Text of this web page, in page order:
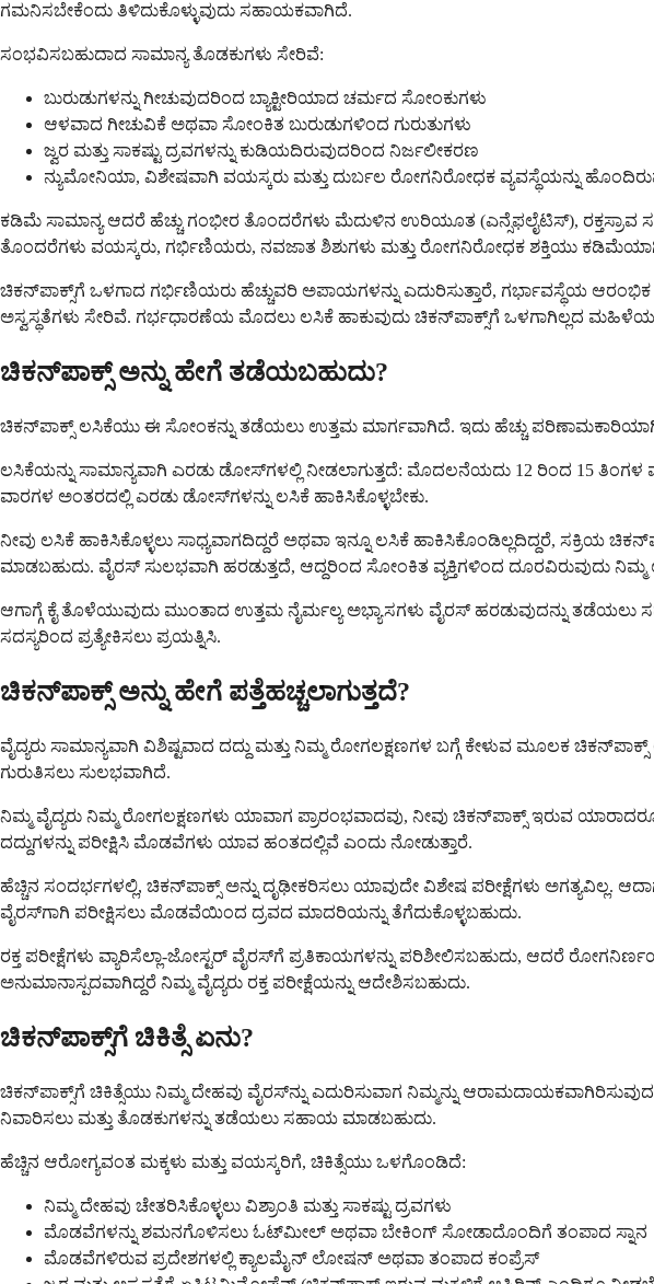
ಗಮನಿಸಬೇಕೆಂದು ತಿಳಿದುಕೊಳ್ಳುವುದು ಸಹಾಯಕವಾಗಿದೆ.
ಸಂಭವಿಸಬಹುದಾದ ಸಾಮಾನ್ಯ ತೊಡಕುಗಳು ಸೇರಿವೆ:
ಬುರುಡುಗಳನ್ನು ಗೀಚುವುದರಿಂದ ಬ್ಯಾಕ್ಟೀರಿಯಾದ ಚರ್ಮದ ಸೋಂಕುಗಳು
ಆಳವಾದ ಗೀಚುವಿಕೆ ಅಥವಾ ಸೋಂಕಿತ ಬುರುಡುಗಳಿಂದ ಗುರುತುಗಳು
ಜ್ವರ ಮತ್ತು ಸಾಕಷ್ಟು ದ್ರವಗಳನ್ನು ಕುಡಿಯದಿರುವುದರಿಂದ ನಿರ್ಜಲೀಕರಣ
ನ್ಯುಮೋನಿಯಾ, ವಿಶೇಷವಾಗಿ ವಯಸ್ಕರು ಮತ್ತು ದುರ್ಬಲ ರೋಗನಿರೋಧಕ ವ್ಯವಸ್ಥೆಯನ್ನು
ಕಡಿಮೆ ಸಾಮಾನ್ಯ ಆದರೆ ಹೆಚ್ಚು ಗಂಭೀರ ತೊಂದರೆಗಳು ಮೆದುಳಿನ ಉರಿಯೂತ (ಎನ್ಸೆಫಲೈಟಿಸ್), ರಕ್ತಸ್ರಾವ
ತೊಂದರೆಗಳು ವಯಸ್ಕರು, ಗರ್ಭಿಣಿಯರು, ನವಜಾತ ಶಿಶುಗಳು ಮತ್ತು ರೋಗನಿರೋಧಕ ಶಕ್ತಿಯು
ಚಿಕನ್‌ಪಾಕ್ಸ್‌ಗೆ ಒಳಗಾದ ಗರ್ಭಿಣಿಯರು ಹೆಚ್ಚುವರಿ ಅಪಾಯಗಳನ್ನು ಎದುರಿಸುತ್ತಾರೆ, ಗರ್ಭಾವಸ್ಥೆಯ
ಅಸ್ವಸ್ಥತೆಗಳು ಸೇರಿವೆ. ಗರ್ಭಧಾರಣೆಯ ಮೊದಲು ಲಸಿಕೆ ಹಾಕುವುದು ಚಿಕನ್‌ಪಾಕ್ಸ್‌ಗೆ ಒಳಗಾಗಿಲ್ಲದ
ಚಿಕನ್‌ಪಾಕ್ಸ್ ಅನ್ನು ಹೇಗೆ ತಡೆಯಬಹುದು?
ಚಿಕನ್‌ಪಾಕ್ಸ್ ಲಸಿಕೆಯು ಈ ಸೋಂಕನ್ನು ತಡೆಯಲು ಉತ್ತಮ ಮಾರ್ಗವಾಗಿದೆ. ಇದು ಹೆಚ್ಚು
ಲಸಿಕೆಯನ್ನು ಸಾಮಾನ್ಯವಾಗಿ ಎರಡು ಡೋಸ್‌ಗಳಲ್ಲಿ ನೀಡಲಾಗುತ್ತದೆ: ಮೊದಲನೆಯದು 12 ರಿಂದ 15
ವಾರಗಳ ಅಂತರದಲ್ಲಿ ಎರಡು ಡೋಸ್‌ಗಳನ್ನು ಲಸಿಕೆ ಹಾಕಿಸಿಕೊಳ್ಳಬೇಕು.
ನೀವು ಲಸಿಕೆ ಹಾಕಿಸಿಕೊಳ್ಳಲು ಸಾಧ್ಯವಾಗದಿದ್ದರೆ ಅಥವಾ ಇನ್ನೂ ಲಸಿಕೆ ಹಾಕಿಸಿಕೊಂಡಿಲ್ಲದಿದ್ದರೆ,
ಮಾಡಬಹುದು. ವೈರಸ್ ಸುಲಭವಾಗಿ ಹರಡುತ್ತದೆ, ಆದ್ದರಿಂದ ಸೋಂಕಿತ ವ್ಯಕ್ತಿಗಳಿಂದ ದೂರವಿರುವುದು
ಆಗಾಗ್ಗೆ ಕೈ ತೊಳೆಯುವುದು ಮುಂತಾದ ಉತ್ತಮ ನೈರ್ಮಲ್ಯ ಅಭ್ಯಾಸಗಳು ವೈರಸ್ ಹರಡುವುದನ್ನು
ಸದಸ್ಯರಿಂದ ಪ್ರತ್ಯೇಕಿಸಲು ಪ್ರಯತ್ನಿಸಿ.
ಚಿಕನ್‌ಪಾಕ್ಸ್ ಅನ್ನು ಹೇಗೆ ಪತ್ತೆಹಚ್ಚಲಾಗುತ್ತದೆ?
ವೈದ್ಯರು ಸಾಮಾನ್ಯವಾಗಿ ವಿಶಿಷ್ಟವಾದ ದದ್ದು ಮತ್ತು ನಿಮ್ಮ ರೋಗಲಕ್ಷಣಗಳ ಬಗ್ಗೆ ಕೇಳುವ ಮೂಲಕ
ಗುರುತಿಸಲು ಸುಲಭವಾಗಿದೆ.
ನಿಮ್ಮ ವೈದ್ಯರು ನಿಮ್ಮ ರೋಗಲಕ್ಷಣಗಳು ಯಾವಾಗ ಪ್ರಾರಂಭವಾದವು, ನೀವು ಚಿಕನ್‌ಪಾಕ್ಸ್ ಇರುವ
ದದ್ದುಗಳನ್ನು ಪರೀಕ್ಷಿಸಿ ಮೊಡವೆಗಳು ಯಾವ ಹಂತದಲ್ಲಿವೆ ಎಂದು ನೋಡುತ್ತಾರೆ.
ಹೆಚ್ಚಿನ ಸಂದರ್ಭಗಳಲ್ಲಿ, ಚಿಕನ್‌ಪಾಕ್ಸ್ ಅನ್ನು ದೃಢೀಕರಿಸಲು ಯಾವುದೇ ವಿಶೇಷ ಪರೀಕ್ಷೆಗಳು ಅಗತ್ಯವಿಲ್ಲ.
ವೈರಸ್‌ಗಾಗಿ ಪರೀಕ್ಷಿಸಲು ಮೊಡವೆಯಿಂದ ದ್ರವದ ಮಾದರಿಯನ್ನು ತೆಗೆದುಕೊಳ್ಳಬಹುದು.
ರಕ್ತ ಪರೀಕ್ಷೆಗಳು ವ್ಯಾರಿಸೆಲ್ಲಾ-ಜೋಸ್ಟರ್ ವೈರಸ್‌ಗೆ ಪ್ರತಿಕಾಯಗಳನ್ನು ಪರಿಶೀಲಿಸಬಹುದು, ಆದರೆ
ಅನುಮಾನಾಸ್ಪದವಾಗಿದ್ದರೆ ನಿಮ್ಮ ವೈದ್ಯರು ರಕ್ತ ಪರೀಕ್ಷೆಯನ್ನು ಆದೇಶಿಸಬಹುದು.
ಚಿಕನ್‌ಪಾಕ್ಸ್‌ಗೆ ಚಿಕಿತ್ಸೆ ಏನು?
ಚಿಕನ್‌ಪಾಕ್ಸ್‌ಗೆ ಚಿಕಿತ್ಸೆಯು ನಿಮ್ಮ ದೇಹವು ವೈರಸ್‌ನ್ನು ಎದುರಿಸುವಾಗ ನಿಮ್ಮನ್ನು
ನಿವಾರಿಸಲು ಮತ್ತು ತೊಡಕುಗಳನ್ನು ತಡೆಯಲು ಸಹಾಯ ಮಾಡಬಹುದು.
ಹೆಚ್ಚಿನ ಆರೋಗ್ಯವಂತ ಮಕ್ಕಳು ಮತ್ತು ವಯಸ್ಕರಿಗೆ, ಚಿಕಿತ್ಸೆಯು ಒಳಗೊಂಡಿದೆ:
ನಿಮ್ಮ ದೇಹವು ಚೇತರಿಸಿಕೊಳ್ಳಲು ವಿಶ್ರಾಂತಿ ಮತ್ತು ಸಾಕಷ್ಟು ದ್ರವಗಳು
ಮೊಡವೆಗಳನ್ನು ಶಮನಗೊಳಿಸಲು ಓಟ್‌ಮೀಲ್ ಅಥವಾ ಬೇಕಿಂಗ್ ಸೋಡಾದೊಂದಿಗೆ ತಂಪಾದ ಸ್ನಾನ
ಮೊಡವೆಗಳಿರುವ ಪ್ರದೇಶಗಳಲ್ಲಿ ಕ್ಯಾಲಮೈನ್ ಲೋಷನ್ ಅಥವಾ ತಂಪಾದ ಕಂಪ್ರೆಸ್